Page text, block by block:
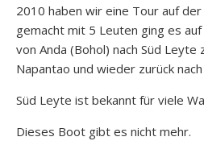
2010 haben wir eine Tour auf der
gemacht mit 5 Leuten ging es auf
von Anda (Bohol) nach Süd Leyte
Napantao und wieder zurück nach
Süd Leyte ist bekannt für viele
Dieses Boot gibt es nicht mehr.